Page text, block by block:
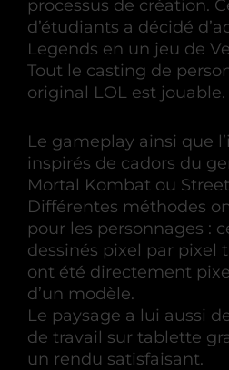
processus de création.
d’étudiants a décidé
Legends en un jeu de
Tout le casting de
original LOL est jouable.
Le gameplay ainsi que
inspirés de cadors du
Mortal Kombat ou
Différentes méthodes
pour les personnages :
dessinés pixel par pixel
ont été directement
d’un modèle.
Le paysage a lui aussi
de travail sur tablette
un rendu satisfaisant.